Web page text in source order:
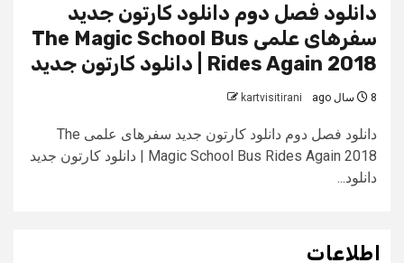
دانلود فصل دوم دانلود کارتون جدید
سفرهای علمی The Magic School Bus
Rides Again 2018 | دانلود کارتون جدید
8 سال ago kartvisitirani
دانلود فصل دوم دانلود کارتون جدید سفرهای علمی The
Magic School Bus Rides Again 2018 | دانلود کارتون جدید
دانلود...
اطلاعات